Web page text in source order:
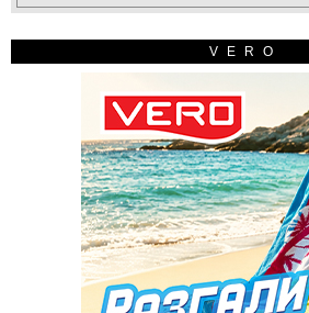
VERO